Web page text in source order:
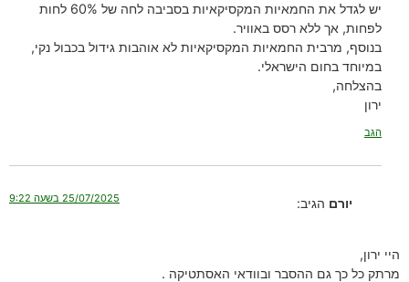
יש לגדל את החמאיות המקסיקאיות בסביבה לחה של 60% לחות
לפחות, אך ללא רסס באוויר.
בנוסף, מרבית החמאיות המקסיקאיות לא אוהבות גידול בכבול נקי,
במיוחד בחום הישראלי.
בהצלחה,
ירון
הגב
יורם הגיב: 25/07/2025 בשעה 9:22
היי ירון,
מרתק כל כך גם ההסבר ובוודאי האסתטיקה .